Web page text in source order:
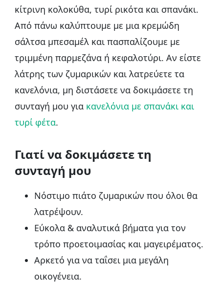
κίτρινη κολοκύθα, τυρί ρικότα και σπανάκι.
Από πάνω καλύπτουμε με μια κρεμώδη
σάλτσα μπεσαμέλ και πασπαλίζουμε με
τριμμένη παρμεζάνα ή κεφαλοτύρι. Αν είστε
λάτρης των ζυμαρικών και λατρεύετε τα
κανελόνια, μη διστάσετε να δοκιμάσετε τη
συνταγή μου για κανελόνια με σπανάκι και
τυρί φέτα.
Γιατί να δοκιμάσετε τη
συνταγή μου
Νόστιμο πιάτο ζυμαρικών που όλοι θα
λατρέψουν.
Εύκολα & αναλυτικά βήματα για τον
τρόπο προετοιμασίας και μαγειρέματος.
Αρκετό για να ταΐσει μια μεγάλη
οικογένεια.